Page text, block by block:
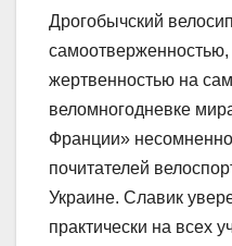
Дрогобычский
жертвенностью на
веломногодневке
Франции»
почитателей
Украине. Славик
практически на всех